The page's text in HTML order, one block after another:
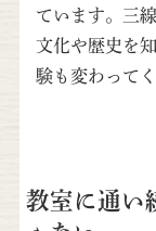
ています。三
文化や歴史を
験も変わって
教室に通い